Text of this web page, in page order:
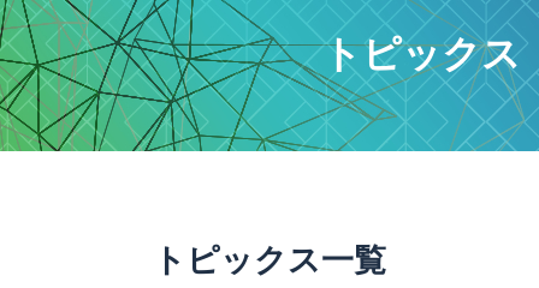
トピックス
トピックス一覧